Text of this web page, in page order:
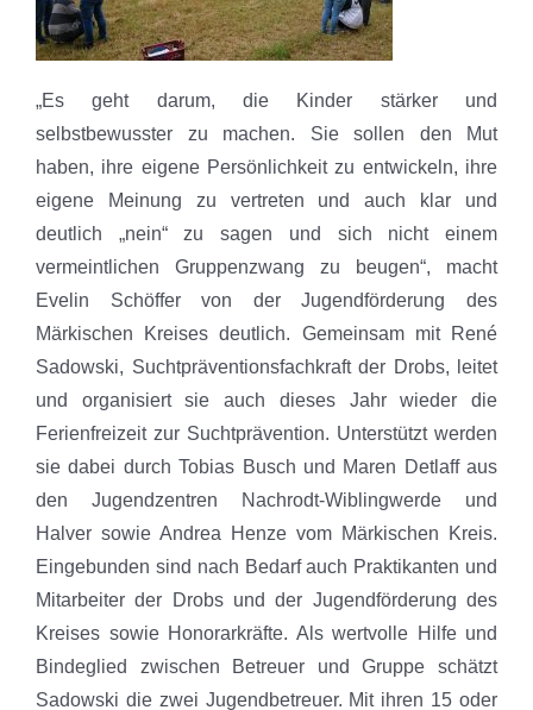
„Es geht darum, die Kinder stärker und
selbstbewusster zu machen. Sie sollen den Mut
haben, ihre eigene Persönlichkeit zu entwickeln, ihre
eigene Meinung zu vertreten und auch klar und
deutlich „nein“ zu sagen und sich nicht einem
vermeintlichen Gruppenzwang zu beugen“, macht
Evelin Schöffer von der Jugendförderung des
Märkischen Kreises deutlich. Gemeinsam mit René
Sadowski, Suchtpräventionsfachkraft der Drobs, leitet
und organisiert sie auch dieses Jahr wieder die
Ferienfreizeit zur Suchtprävention. Unterstützt werden
sie dabei durch Tobias Busch und Maren Detlaff aus
den Jugendzentren Nachrodt-Wiblingwerde und
Halver sowie Andrea Henze vom Märkischen Kreis.
Eingebunden sind nach Bedarf auch Praktikanten und
Mitarbeiter der Drobs und der Jugendförderung des
Kreises sowie Honorarkräfte. Als wertvolle Hilfe und
Bindeglied zwischen Betreuer und Gruppe schätzt
Sadowski die zwei Jugendbetreuer. Mit ihren 15 oder